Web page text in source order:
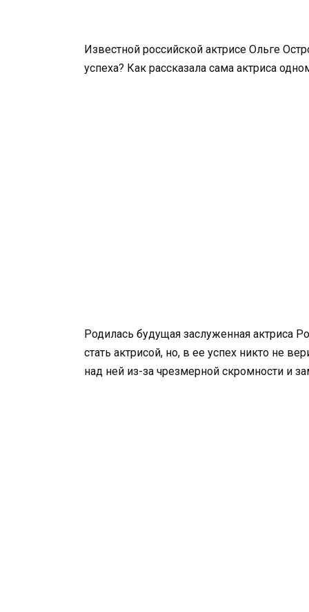
Известной российской актрисе Ольге
успеха? Как рассказала сама актриса
Родилась будущая заслуженная актриса
стать актрисой, но, в ее успех никто не
над ней из-за чрезмерной скромности и